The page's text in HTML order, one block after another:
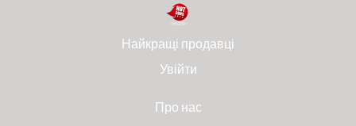
Найкращі продавці
Увійти
Про нас